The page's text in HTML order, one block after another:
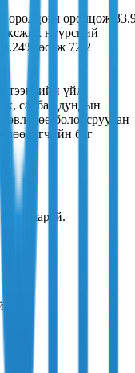
оролцогч оролцож
нүүрсний
өсөж 72.2
тээврийн үйл
салбар дундын
боловсруулан
баг